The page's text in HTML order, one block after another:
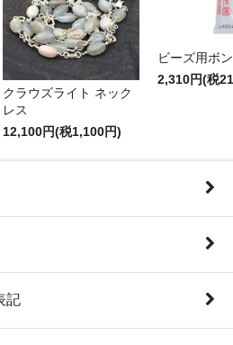
クラウズライト ネック
レス
12,100円(税1,100円)
ビーズ用ボ
2,310円(税
記